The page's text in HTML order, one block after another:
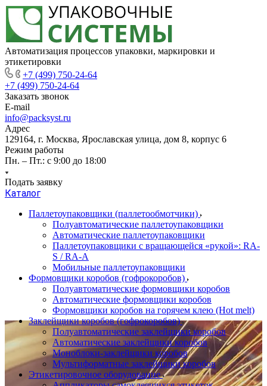
Автоматизация процессов упаковки, маркировки и
этикетировки
+7 (499) 750-24-64
+7 (499) 750-24-64
Заказать звонок
E-mail
info@packsyst.ru
Адрес
129164, г. Москва, Ярославская улица, дом 8, корпус 6
Режим работы
Пн. – Пт.: с 9:00 до 18:00
Подать заявку
Каталог
Паллетоупаковщики (паллетообмотчики)
Полуавтоматические паллетоупаковщики
Автоматические паллетоупаковщики
Паллетоупаковщики с вращающейся «рукой»: RA-
S / RA-A
Мобильные паллетоупаковщики
Формовщики коробов (гофрокоробов)
Полуавтоматические формовщики коробов
Автоматические формовщики коробов
Формовщики коробов на горячем клею (Hot melt)
Заклейщики коробов (гофрокоробов)
Полуавтоматические заклейщики коробов
Автоматические заклейщики коробов
Моноблоки-заклейщики коробов
Мультиформатные заклейщики коробов
Этикетировочное оборудование